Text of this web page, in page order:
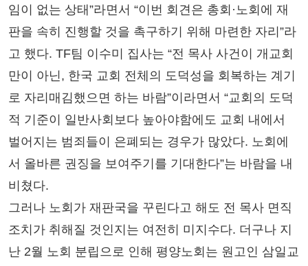
임이 없는 상태”라면서 “이번 회견은 총회·노회에 재
판을 속히 진행할 것을 촉구하기 위해 마련한 자리”라
고 했다. TF팀 이수미 집사는 “전 목사 사건이 개교회
만이 아닌, 한국 교회 전체의 도덕성을 회복하는 계기
로 자리매김했으면 하는 바람”이라면서 “교회의 도덕
적 기준이 일반사회보다 높아야함에도 교회 내에서
벌어지는 범죄들이 은폐되는 경우가 많았다. 노회에
서 올바른 권징을 보여주기를 기대한다”는 바람을 내
비쳤다.
그러나 노회가 재판국을 꾸린다고 해도 전 목사 면직
조치가 취해질 것인지는 여전히 미지수다. 더구나 지
난 2월 노회 분립으로 인해 평양노회는 원고인 삼일교